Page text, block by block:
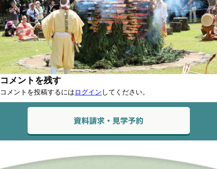
コメントを残す
コメントを投稿するにはログイン してください。